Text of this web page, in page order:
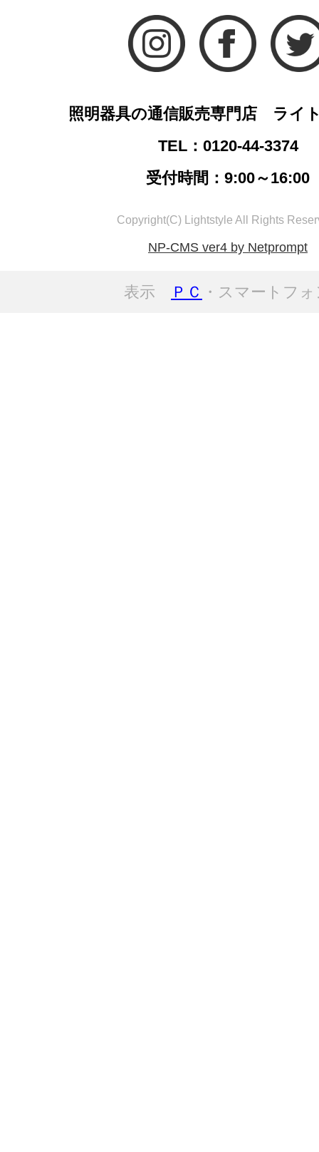
照明器具の通信販売専門店 ライ
TEL：0120-44-3374
受付時間：9:00～16:00
Copyright(C) Lightstyle All Rights
NP-CMS ver4 by Netprompt
表示 ＰＣ ・スマートフ